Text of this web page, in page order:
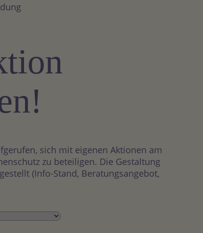
sich mit eigenen Aktionen am
zu beteiligen. Die Gestaltung
(Info-Stand, Beratungsangebot,